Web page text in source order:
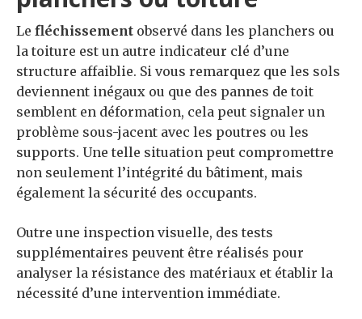
Le fléchissement observé dans les planchers ou
la toiture est un autre indicateur clé d’une
structure affaiblie. Si vous remarquez que les sols
deviennent inégaux ou que des pannes de toit
semblent en déformation, cela peut signaler un
problème sous-jacent avec les poutres ou les
supports. Une telle situation peut compromettre
non seulement l’intégrité du bâtiment, mais
également la sécurité des occupants.
Outre une inspection visuelle, des tests
supplémentaires peuvent être réalisés pour
analyser la résistance des matériaux et établir la
nécessité d’une intervention immédiate.